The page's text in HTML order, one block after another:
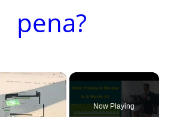
pena?
×
Now Playing